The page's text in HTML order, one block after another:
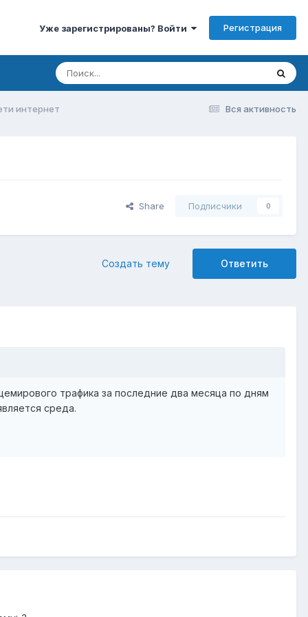
Уже зарегистрированы? Войти Регистрация
Вся активность
интернет
Share Подписчики 0
Ответить
Создать тему
трафика за последние два месяца по дням
среда.